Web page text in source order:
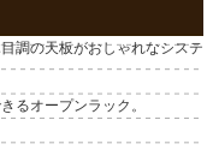
調の天板がおしゃれなシステ
るオープンラック。